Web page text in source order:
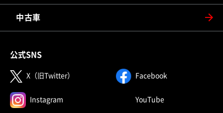
中古車
公式SNS
X（旧Twitter） （別ウィンドウで開く）Facebook（別ウィンドウ
Instagram （別ウィンドウで開く）YouTube（別ウィンドウで